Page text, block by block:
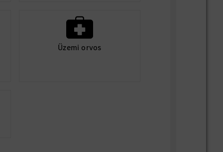
Üzemi orvos